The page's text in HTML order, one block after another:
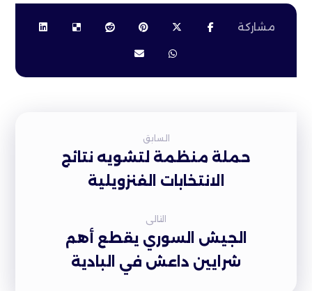
السابق
حملة منظمة لتشويه نتائج
الانتخابات الفنزويلية
التالى
الجيش السوري يقطع أهم
شرايين داعش في البادية